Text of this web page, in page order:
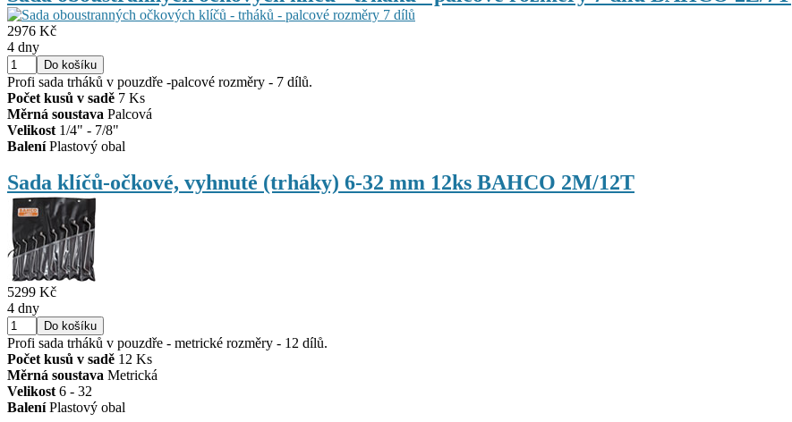
2976 Kč
4 dny
Profi sada trháků v pouzdře -palcové rozměry - 7 dílů.
Počet kusů v sadě 7 Ks
Měrná soustava Palcová
Velikost 1/4" - 7/8"
BaleníPlastový obal
Sada klíčů-očkové, vyhnuté (trháky) 6-32 mm 12ks BAHCO 2M/12T
5299 Kč
4 dny
Profi sada trháků v pouzdře - metrické rozměry - 12 dílů.
Počet kusů v sadě 12 Ks
Měrná soustava Metrická
Velikost 6 - 32
BaleníPlastový obal